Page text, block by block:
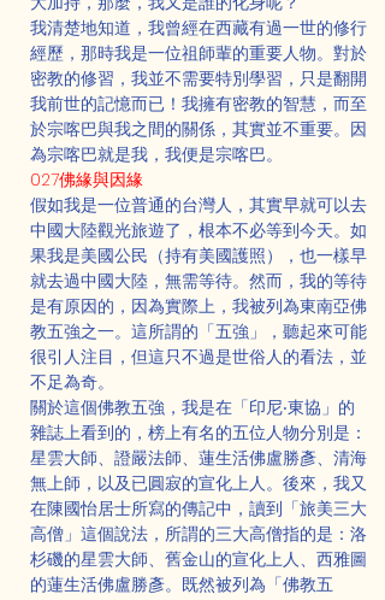
我清楚地知道，我曾經在西藏有過一世的修行
經歷，那時我是一位祖師輩的重要人物。對於
密教的修習，我並不需要特別學習，只是翻開
我前世的記憶而已！我擁有密教的智慧，而至
於宗喀巴與我之間的關係，其實並不重要。因
為宗喀巴就是我，我便是宗喀巴。
027佛緣與因緣
假如我是一位普通的台灣人，其實早就可以去
中國大陸觀光旅遊了，根本不必等到今天。如
果我是美國公民（持有美國護照），也一樣早
就去過中國大陸，無需等待。然而，我的等待
是有原因的，因為實際上，我被列為東南亞佛
教五強之一。這所謂的「五強」，聽起來可能
很引人注目，但這只不過是世俗人的看法，並
不足為奇。
關於這個佛教五強，我是在「印尼‧東協」的
雜誌上看到的，榜上有名的五位人物分別是：
星雲大師、證嚴法師、蓮生活佛盧勝彥、清海
無上師，以及已圓寂的宣化上人。後來，我又
在陳國怡居士所寫的傳記中，讀到「旅美三大
高僧」這個說法，所謂的三大高僧指的是：洛
杉磯的星雲大師、舊金山的宣化上人、西雅圖
的蓮生活佛盧勝彥。既然被列為「佛教五